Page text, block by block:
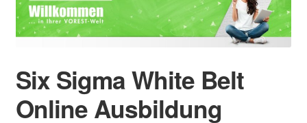
Methoden
öffnen
6Sigma
Seminare
Six Sigma White Belt
Online Ausbildung